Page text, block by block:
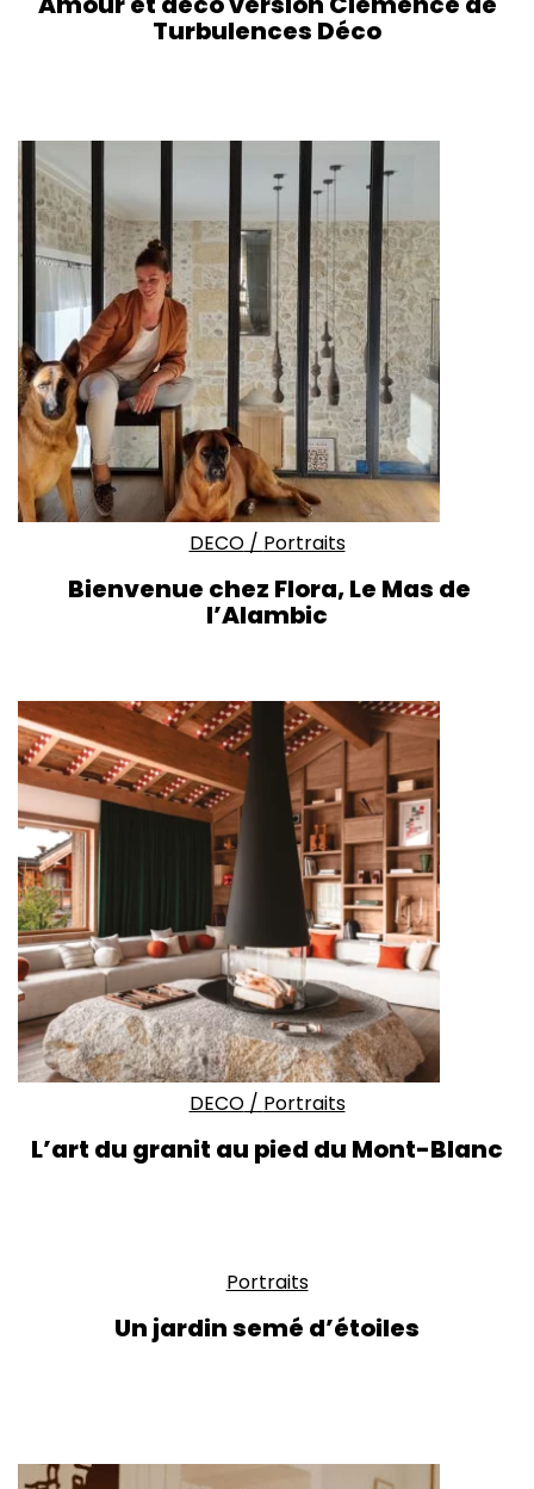
Turbulences Déco
DECO/ Portraits
Bienvenue chez Flora, Le Mas de
l’Alambic
DECO/ Portraits
L’art du granit au pied du Mont-Blanc
Portraits
Un jardin semé d’étoiles